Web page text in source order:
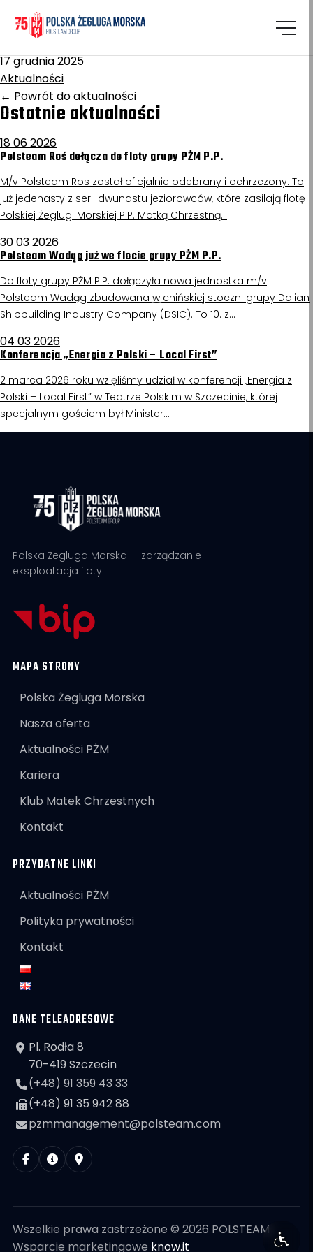
Homepage
Polonia
17 grudnia 2025
Aktualności
← Powrót do aktualności
Ostatnie aktualności
18 06 2026
Polsteam Roś dołącza do floty grupy PŻM P.P.
M/v Polsteam Ros został oficjalnie odebrany i ochrzczony. To
już jedenasty z serii dwunastu jeziorowców, które zasilają flotę
Polskiej Żeglugi Morskiej P.P. Matką Chrzestną…
30 03 2026
Polsteam Wadąg już we flocie grupy PŻM P.P.
Do floty grupy PŻM P.P. dołączyła nowa jednostka m/v
Polsteam Wadąg zbudowana w chińskiej stoczni grupy Dalian
Shipbuilding Industry Company (DSIC). To 10. z…
04 03 2026
Konferencja „Energia z Polski – Local First”
2 marca 2026 roku wzięliśmy udział w konferencji „Energia z
Polski – Local First” w Teatrze Polskim w Szczecinie, której
specjalnym gościem był Minister…
Polska Żegluga Morska — zarządzanie i
eksploatacja floty.
MAPA STRONY
Polska Żegluga Morska
Nasza oferta
Aktualności PŻM
Kariera
Klub Matek Chrzestnych
Kontakt
PRZYDATNE LINKI
Aktualności PŻM
Polityka prywatności
Kontakt
DANE TELEADRESOWE
Pl. Rodła 8
70-419 Szczecin
(+48) 91 359 43 33
(+48) 91 35 942 88
pzmmanagement@polsteam.com
Wszelkie prawa zastrzeżone © 2026 POLSTEAM
Wsparcie marketingowe know.it